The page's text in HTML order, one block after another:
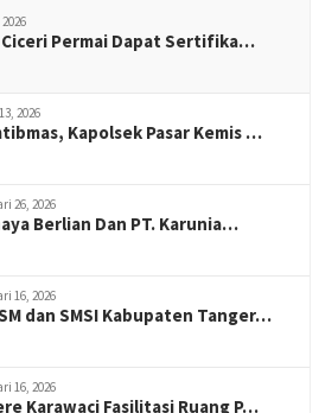
Ciceri Permai Dapat Sertifika…
2026
Kapolsek Pasar Kemis …
26, 2026
Berlian Dan PT. Karunia…
16, 2026
dan SMSI Kabupaten Tanger…
16, 2026
Karawaci Fasilitasi Ruang P…